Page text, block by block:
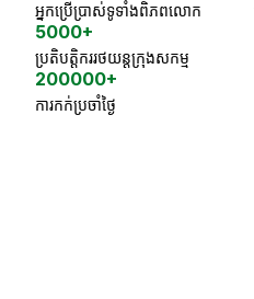
អ្នកប្រើប្រាស់ទូទាំងពិភពលោក
5000+
ប្រតិបត្តិកររថយន្តក្រុងសកម្ម
200000+
ការកក់ប្រចាំថ្ងៃ